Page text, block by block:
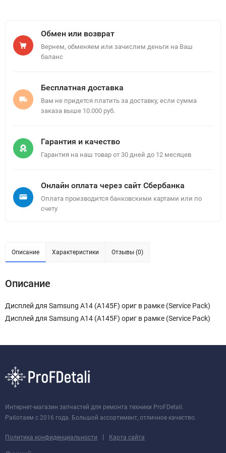
Обмен или возврат
Вернем, обменяем или зачислим деньги на Ваш
баланс
Бесплатная доставка
Вам не придется платить за доставку, если сумма
заказа выше 10.000 руб.
Гарантия и качество
Гарантия на наш товар от 30 дней до 12 месяцев
Онлайн оплата через сайт Сбербанка
Оплата производится банковскими картами или по
счету
Описание Характеристики Отзывы (0)
Описание
Дисплей для Samsung A14 (A145F) ориг в рамке (Service Pack)
Дисплей для Samsung A14 (A145F) ориг в рамке (Service Pack)
Интернет-магазин запчастей для ремонта техники ProFDetali.
Работаем с 2016 года. Большой ассортимент, отличное качество.
Политика конфиденциальности | Карта сайта